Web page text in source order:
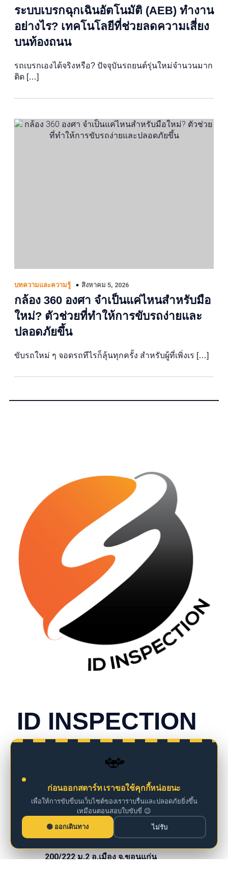
🚗
ก่อนออกสตาร์ท เราขอใช้คุกกี้หน่อยนะ
เพื่อให้การขับขี่บนเว็บไซต์ของเราราบรื่นและปลอดภัยยิ่งขึ้น
เหมือนตอนสอบใบขับขี่ 😉
ออกเดินทาง
ไม่รับ
ระบบเบรกฉุกเฉินอัตโนมัติ (AEB) ทำงาน
อย่างไร? เทคโนโลยีที่ช่วยลดความเสี่ยง
บนท้องถนน
รถเบรกเองได้จริงหรือ? ปัจจุบันรถยนต์รุ่นใหม่จำนวนมาก
ติด […]
บทความและความรู้ สิงหาคม 5, 2026
กล้อง 360 องศา จำเป็นแค่ไหนสำหรับมือ
ใหม่? ตัวช่วยที่ทำให้การขับรถง่ายและ
ปลอดภัยขึ้น
ขับรถใหม่ ๆ จอดรถทีไรก็ลุ้นทุกครั้ง สำหรับผู้ที่เพิ่งเร […]
ID INSPECTION
iddm@iddrives.co.th
200/222 ม.2 อ.เมือง จ.ขอนแก่น